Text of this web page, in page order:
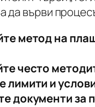
да върви
метод на
често
лимити и
документи за